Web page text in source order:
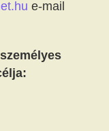
e-mail